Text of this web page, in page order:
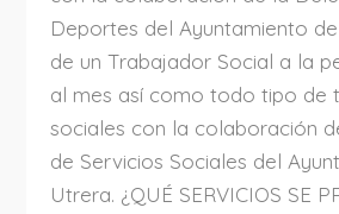
Deportes del Ayuntamiento
de un Trabajador Social a la
al mes así como todo tipo de
sociales con la colaboración
de Servicios Sociales del
Utrera. ¿QUÉ SERVICIOS SE